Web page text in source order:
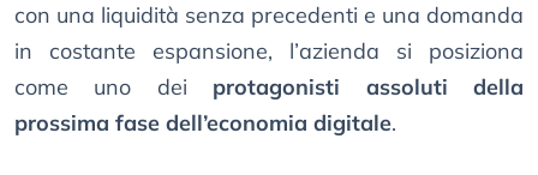
con una liquidità senza precedenti e una domanda
in costante espansione, l’azienda si posiziona
come uno dei protagonisti assoluti della
prossima fase dell’economia digitale.